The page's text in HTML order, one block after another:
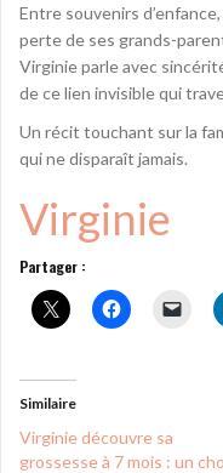
Entre souvenirs
perte de ses grands-
Virginie parle avec
de ce lien invisible qui
Un récit touchant sur la
qui ne disparaît jamais.
Virginie
Partager :
Similaire
Virginie découvre sa
grossesse à 7 mois : un